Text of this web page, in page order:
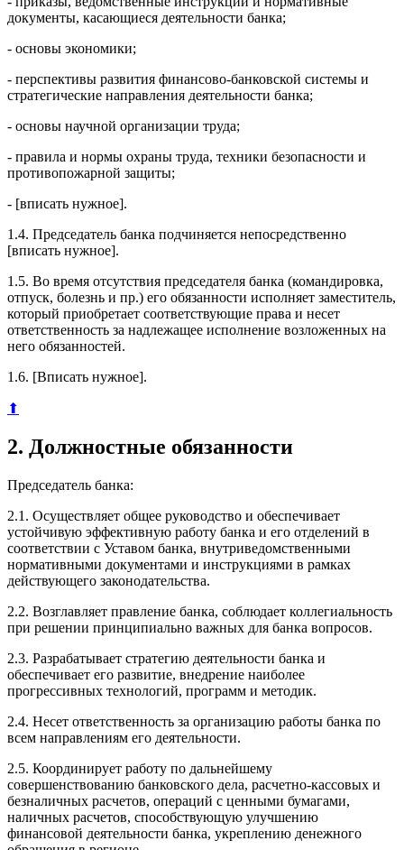
документы, касающиеся деятельности банка;
- основы экономики;
- перспективы развития финансово-банковской системы и
стратегические направления деятельности банка;
- основы научной организации труда;
- правила и нормы охраны труда, техники безопасности и
противопожарной защиты;
- [вписать нужное].
1.4. Председатель банка подчиняется непосредственно
[вписать нужное].
1.5. Во время отсутствия председателя банка (командировка,
отпуск, болезнь и пр.) его обязанности исполняет заместитель,
который приобретает соответствующие права и несет
ответственность за надлежащее исполнение возложенных на
него обязанностей.
1.6. [Вписать нужное].
⬆
2. Должностные обязанности
Председатель банка:
2.1. Осуществляет общее руководство и обеспечивает
устойчивую эффективную работу банка и его отделений в
соответствии с Уставом банка, внутриведомственными
нормативными документами и инструкциями в рамках
действующего законодательства.
2.2. Возглавляет правление банка, соблюдает коллегиальность
при решении принципиально важных для банка вопросов.
2.3. Разрабатывает стратегию деятельности банка и
обеспечивает его развитие, внедрение наиболее
прогрессивных технологий, программ и методик.
2.4. Несет ответственность за организацию работы банка по
всем направлениям его деятельности.
2.5. Координирует работу по дальнейшему
совершенствованию банковского дела, расчетно-кассовых и
безналичных расчетов, операций с ценными бумагами,
наличных расчетов, способствующую улучшению
финансовой деятельности банка, укреплению денежного